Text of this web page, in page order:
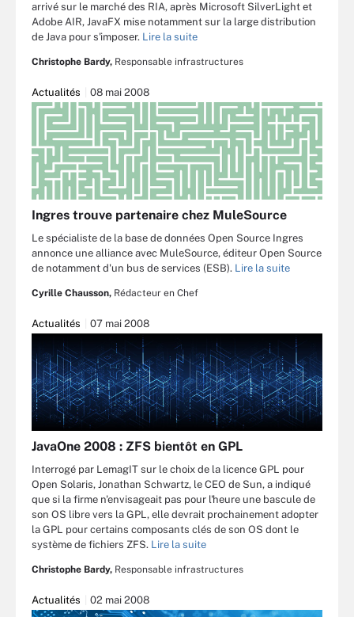
arrivé sur le marché des RIA, après Microsoft SilverLight et
Adobe AIR, JavaFX mise notamment sur la large distribution
de Java pour s'imposer. Lire la suite
Christophe Bardy, Responsable infrastructures
Actualités 08 mai 2008
Ingres trouve partenaire chez MuleSource
Le spécialiste de la base de données Open Source Ingres
annonce une alliance avec MuleSource, éditeur Open Source
de notamment d'un bus de services (ESB). Lire la suite
Cyrille Chausson, Rédacteur en Chef
Actualités 07 mai 2008
JavaOne 2008 : ZFS bientôt en GPL
Interrogé par LemagIT sur le choix de la licence GPL pour
Open Solaris, Jonathan Schwartz, le CEO de Sun, a indiqué
que si la firme n'envisageait pas pour l'heure une bascule de
son OS libre vers la GPL, elle devrait prochainement adopter
la GPL pour certains composants clés de son OS dont le
système de fichiers ZFS. Lire la suite
Christophe Bardy, Responsable infrastructures
Actualités 02 mai 2008